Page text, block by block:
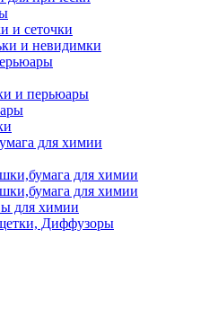
и сеточки
и невидимки
и перьюары
для химии
для химии
для химии
для химии
Диффузоры